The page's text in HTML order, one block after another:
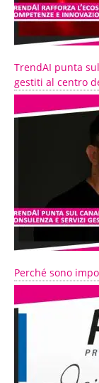
TrendAI punta
gestiti al centro
Perché sono